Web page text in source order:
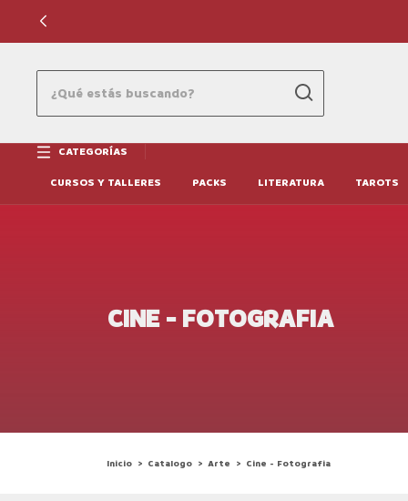
CATEGORÍAS
CURSOS Y TALLERES
PACKS LITERATURA TAROTS
CINE - FOTOGRAFIA
Inicio > Catalogo > Arte > Cine - Fotografia